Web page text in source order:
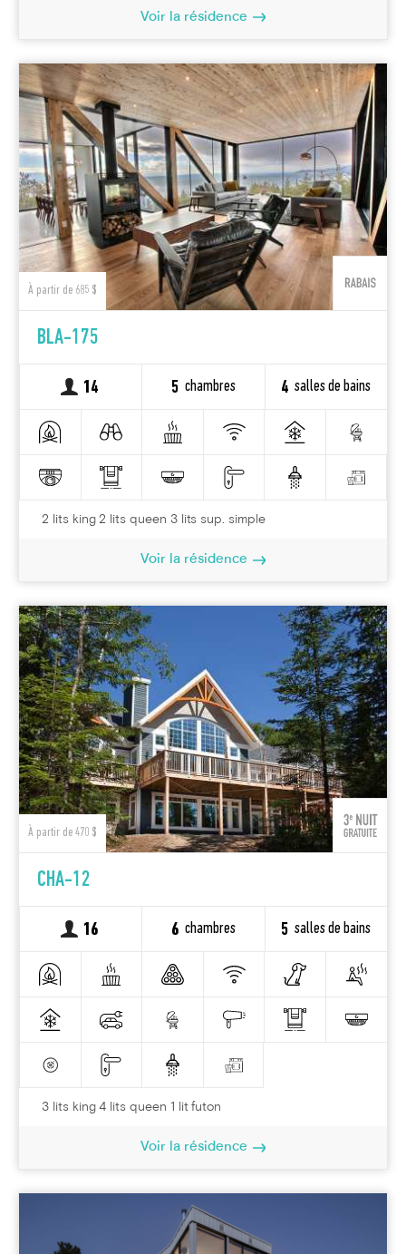
Voir la résidence
À partir de 685 $
BLA-175
14 5 chambres 4 salles de bains
2 lits king 2 lits queen 3 lits sup. simple
Voir la résidence
À partir de 470 $
CHA-12
16 6 chambres 5 salles de bains
3 lits king 4 lits queen 1 lit futon
Voir la résidence